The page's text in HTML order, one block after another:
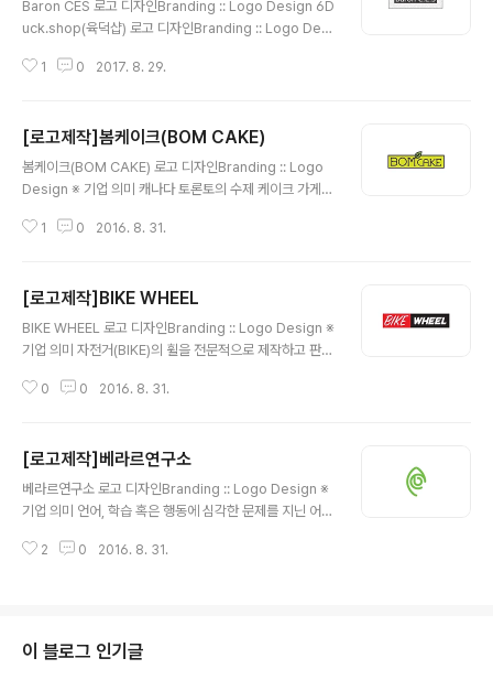
Baron CES 로고 디자인Branding :: Logo Design 6D
uck.shop(육덕샵) 로고 디자인Branding :: Logo Desi
y] ※ 기업 의미 Construction Engineering Service
1 0 2017. 8. 29.
[로고제작]봄케이크(BOM CAKE)
봄케이크(BOM CAKE) 로고 디자인Branding :: Logo
Design ※ 기업 의미 캐나다 토론토의 수제 케이크 가게
심플함, 신선한 '봄'이라는 가게의 특성에 맞게 심플한 '나
후, 카드(명함) 및 패키지 디자인까지 같이 의뢰해 주셨습
니다.
1 0 2016. 8. 31.
[로고제작]BIKE WHEEL
BIKE WHEEL 로고 디자인Branding :: Logo Design ※
기업 의미 자전거(BIKE)의 휠을 전문적으로 제작하고 판매
형테두리, 자유로움, 고급스러움 사각형 테두리안에 디자
태의 텍스트로 조합하여 디자인을 완성하였습니다.
0 0 2016. 8. 31.
[로고제작]베라르연구소
베라르연구소 로고 디자인Branding :: Logo Design ※
기업 의미 언어, 학습 혹은 행동에 심각한 문제를 지닌 어린
다른 청각을 지니고 있음을 확인할 수 있습니다. 그 어린이
500 헤르츠)보다는 주변 소음들(2000-8000 헤르츠)에
매우 민감한 청각을 지니고 있는데, 잘못된 청각을 바로잡
2 0 2016. 8. 31.
이 블로그 인기글